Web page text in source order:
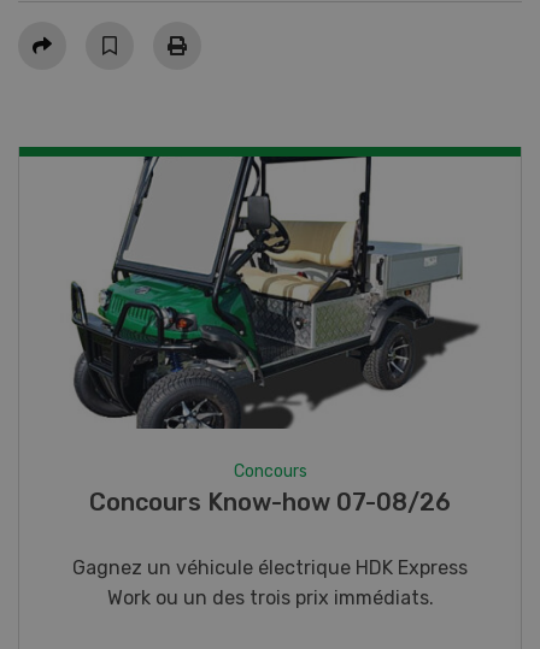
Partager
Photo mystère 07-08/26
Gagnez l’un des cinq couteaux de poche LANDI